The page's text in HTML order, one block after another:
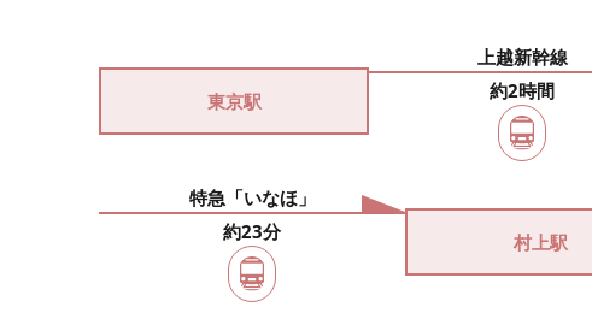
東京駅
上越新幹線
約2時間
特急「いなほ」
約23分
村上駅